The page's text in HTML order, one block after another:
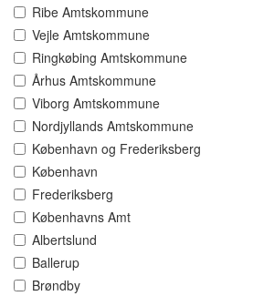
Ribe Amtskommune
Vejle Amtskommune
Ringkøbing Amtskommune
Århus Amtskommune
Viborg Amtskommune
Nordjyllands Amtskommune
København og Frederiksberg
København
Frederiksberg
Københavns Amt
Albertslund
Ballerup
Brøndby